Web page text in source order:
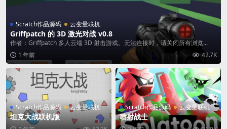
Scratch作品源码 云变量联机
Griffpatch 的 3D 激光对战 v0.8
作者：Griffpatch 多人云端 3D 射击游戏。无法连接时，请关闭所有浏览...
1 年前
42.7K
Scratch作品源码 云变量联机
坦克大战联机版
Scratch作品源码 云变量联机
喷射战士